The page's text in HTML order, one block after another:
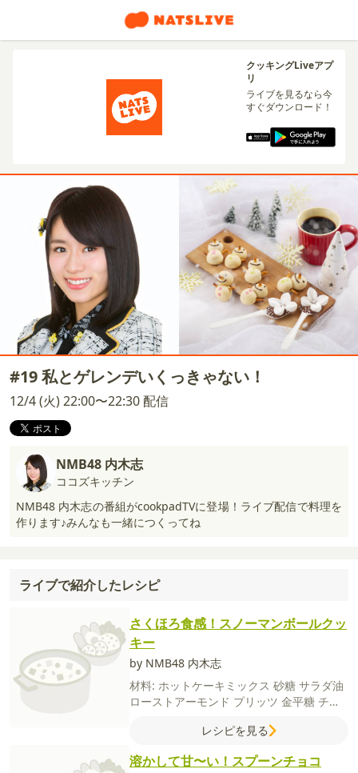
クッキングLiveアプ
リ
ライブを見るなら今
すぐダウンロード！
#19 私とゲレンデいくっきゃない！
12/4 (火) 22:00〜22:30 配信
NMB48 内木志
ココズキッチン
NMB48 内木志の番組がcookpadTVに登場！ライブ配信で料理を
作ります♪みんなも一緒につくってね
ライブで紹介したレシピ
さくほろ食感！スノーマンボールクッ
キー
by NMB48 内木志
材料: ホットケーキミックス 砂糖 サラダ油
ローストアーモンド プリッツ 金平糖 チョ
レシピを見る
溶かして甘〜い！スプーンチョコ